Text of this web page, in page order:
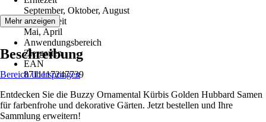
September, Oktober, August
Aussaatzeit
Mai, April
Anwendungsbereich
Ziergarten
EAN
8711117247739
Mehr anzeigen
Beschreibung
Bereich überspringen
Entdecken Sie die Buzzy Ornamental Kürbis Golden Hubbard Samen
für farbenfrohe und dekorative Gärten. Jetzt bestellen und Ihre
Sammlung erweitern!